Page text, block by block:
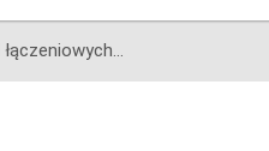
Publikacja algorytmów blokad łączeniowych w stacjach elektroenergetycznych